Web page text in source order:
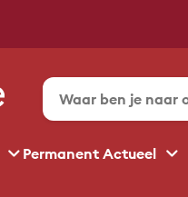
Permanent Actueel